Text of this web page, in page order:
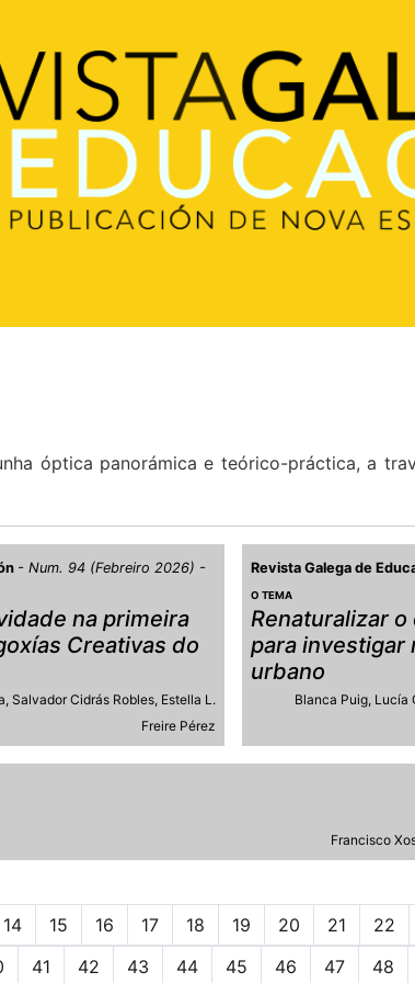
óptica panorámica e teórico-práctica, a
Num. 94 (Febreiro 2026)
na primeira
Creativas do
Salvador Cidrás Robles Estella L.
Freire Pérez
Revista Galega de
O TEMA
Renaturalizar
para investigar
urbano
Blanca Puig Lucía
Francisco
14 15 16 17 18 19 20 21 22
41 42 43 44 45 46 47 48